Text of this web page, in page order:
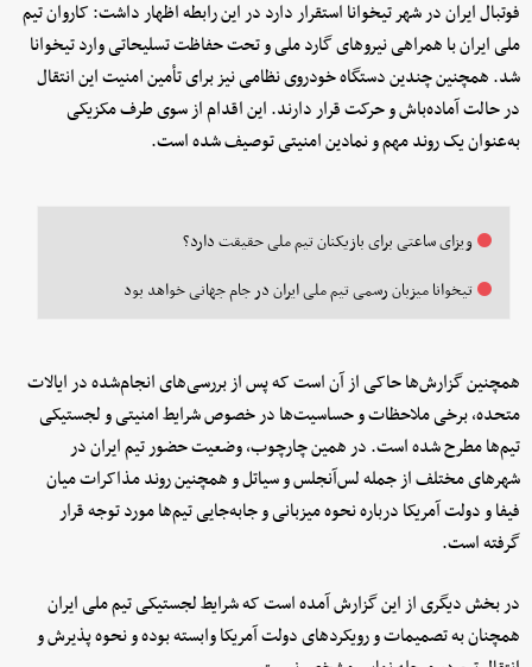
فوتبال ایران در شهر تیخوانا استقرار دارد در این رابطه اظهار داشت: کاروان تیم
ملی ایران با همراهی نیروهای گارد ملی و تحت حفاظت تسلیحاتی وارد تیخوانا
شد. همچنین چندین دستگاه خودروی نظامی نیز برای تأمین امنیت این انتقال
در حالت آماده‌باش و حرکت قرار دارند. این اقدام از سوی طرف مکزیکی
به‌عنوان یک روند مهم و نمادین امنیتی توصیف شده است.
ویزای ساعتی برای بازیکنان تیم ملی حقیقت دارد؟
تیخوانا میزبان رسمی تیم ملی ایران در جام جهانی خواهد بود
همچنین گزارش‌ها حاکی از آن است که پس از بررسی‌های انجام‌شده در ایالات
متحده، برخی ملاحظات و حساسیت‌ها در خصوص شرایط امنیتی و لجستیکی
تیم‌ها مطرح شده است. در همین چارچوب، وضعیت حضور تیم ایران در
شهرهای مختلف از جمله لس‌آنجلس و سیاتل و همچنین روند مذاکرات میان
فیفا و دولت آمریکا درباره نحوه میزبانی و جابه‌جایی تیم‌ها مورد توجه قرار
گرفته است.
در بخش دیگری از این گزارش آمده است که شرایط لجستیکی تیم ملی ایران
همچنان به تصمیمات و رویکردهای دولت آمریکا وابسته بوده و نحوه پذیرش و